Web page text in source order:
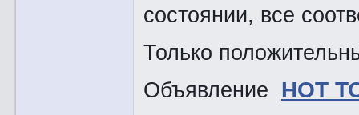
состоянии, все
Только
Объявление HOT